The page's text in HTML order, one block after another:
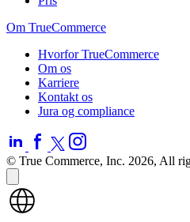
Om TrueCommerce
Hvorfor TrueCommerce
Om os
Karriere
Kontakt os
Jura og compliance
© True Commerce, Inc. 2026, All